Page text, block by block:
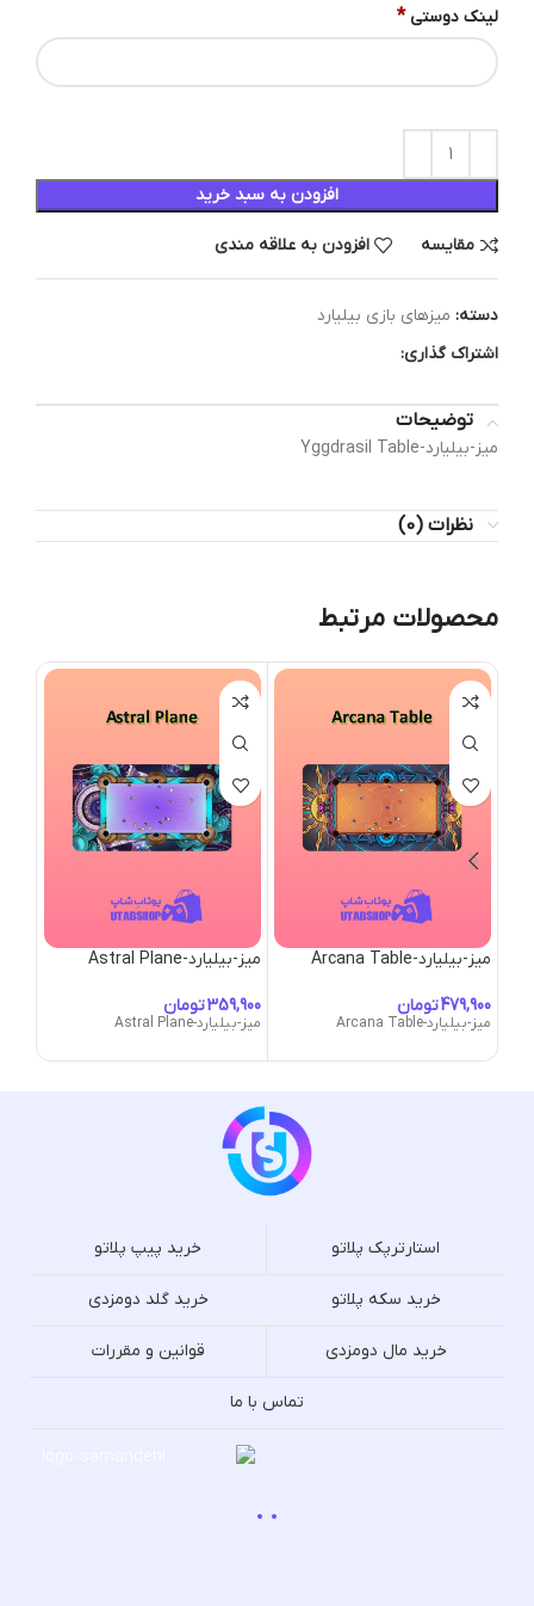
لینک دوستی *
افزودن به سبد خرید
مقایسه افزودن به علاقه مندی
دسته: میزهای بازی بیلیارد
اشتراک گذاری:
توضیحات
میز-بیلیارد-Yggdrasil Table
نظرات (0)
محصولات مرتبط
میز-بیلیارد-Arcana Table
تومان
میز-بیلیارد-Arcana Table
میز-بیلیارد-Astral Plane
تومان
میز-بیلیارد-Astral Plane
استارترپک پلاتو خرید پیپ پلاتو
خرید سکه پلاتو خرید گلد دومزدی
خرید مال دومزدی قوانین و مقررات
تماس با ما